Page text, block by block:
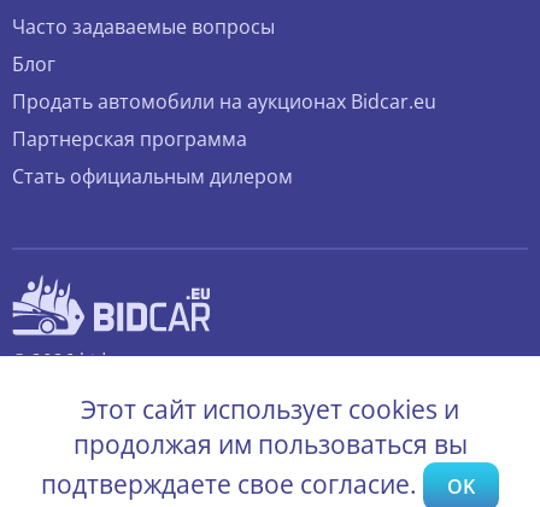
Часто задаваемые вопросы
Блог
Продать автомобили на аукционах Bidcar.eu
Партнерская программа
Стать официальным дилером
© 2026 bidcar.eu
Этот сайт использует cookies и
продолжая им пользоваться вы
подтверждаете свое согласие.
OK